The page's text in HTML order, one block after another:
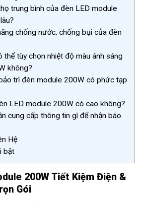
trung bình của đèn LED module
chống nước, chống bụi của đèn
thể tùy chọn nhiệt độ màu ánh sáng
không?
trì đèn module 200W có phức tạp
LED module 200W có cao không?
cung cấp thông tin gì để nhận báo
Hệ
bật
200W Tiết Kiệm Điện &
Gói